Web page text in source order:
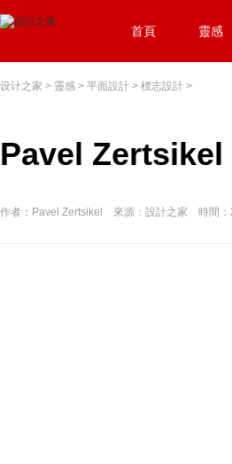
首頁 靈感
设计之家 > 靈感 > 平面設計 > 標志設計 >
Pavel Zertsikel
作者：Pavel Zertsikel 來源：設計之家 時間：